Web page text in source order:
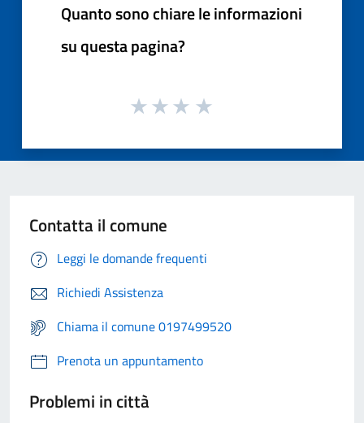
Quanto sono chiare le informazioni
su questa pagina?
Contatta il comune
Leggi le domande frequenti
Richiedi Assistenza
Chiama il comune 0197499520
Prenota un appuntamento
Problemi in città